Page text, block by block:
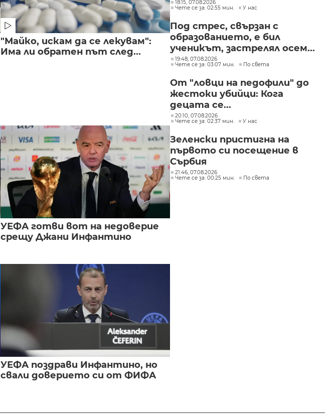
"Майко, искам да се лекувам":
Има ли обратен път след...
УЕФА готви вот на недоверие
срещу Джани Инфантино
УЕФА поздрави Инфантино, но
свали доверието си от ФИФА
18:15, 07.08.2026
Чете се за: 02:55 мин.
У нас
Под стрес, свързан с
образованието, е бил
ученикът, застрелял осем...
19:48, 07.08.2026
Чете се за: 03:07 мин.
По света
От "ловци на педофили" до
жестоки убийци: Кога
децата се...
20:10, 07.08.2026
Чете се за: 02:37 мин.
У нас
Зеленски пристигна на
първото си посещение в
Сърбия
21:46, 07.08.2026
Чете се за: 00:25 мин.
По света